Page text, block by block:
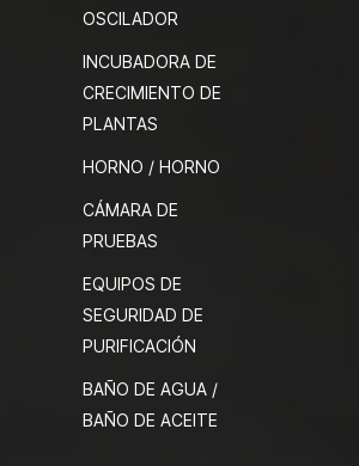
OSCILADOR
INCUBADORA DE
CRECIMIENTO DE
PLANTAS
HORNO / HORNO
CÁMARA DE
PRUEBAS
EQUIPOS DE
SEGURIDAD DE
PURIFICACIÓN
BAÑO DE AGUA /
BAÑO DE ACEITE